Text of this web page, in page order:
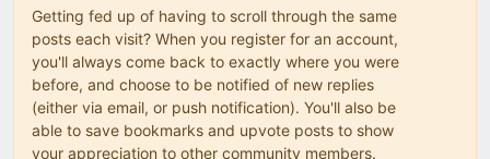
Getting fed up of having to scroll through the same
posts each visit? When you register for an account,
you'll always come back to exactly where you were
before, and choose to be notified of new replies
(either via email, or push notification). You'll also be
able to save bookmarks and upvote posts to show
your appreciation to other community members.